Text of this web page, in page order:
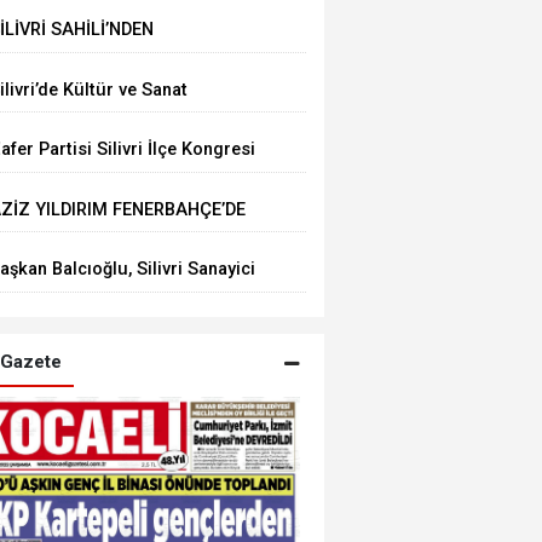
SAHİLİ’NDEN
Kültür ve Sanat
Olacağız”
Partisi Silivri İlçe Kongresi
YILDIRIM FENERBAHÇE’DE
Balcıoğlu, Silivri Sanayici